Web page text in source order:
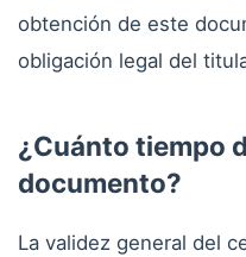
obtención de este
obligación legal del
¿Cuánto tiempo
documento?
La validez general del